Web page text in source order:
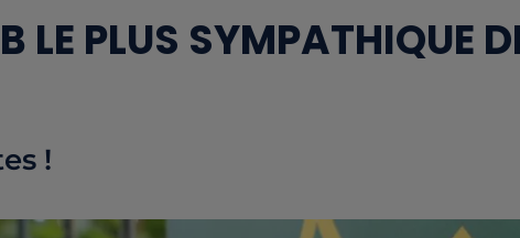
LE PLUS SYMPATHIQUE
!